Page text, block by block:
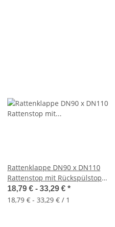
Rattenklappe DN90 x DN110
Rattenstop mit Rückspülstop
zum Nachrüsten
18,79 € - 33,29 € *
18,79 € - 33,29 € / 1